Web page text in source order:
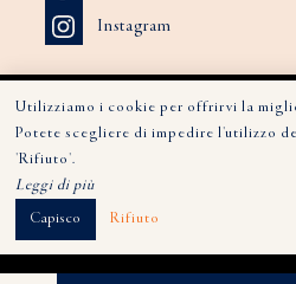
Instagram
© 2026 Tutti i diritti riservati | Mas de
Mappa del
Utilizziamo i cookie per offrirvi la
Potete scegliere di impedire l'utilizzo
'Rifiuto'.
Leggi di più
Capisco Rifiuto